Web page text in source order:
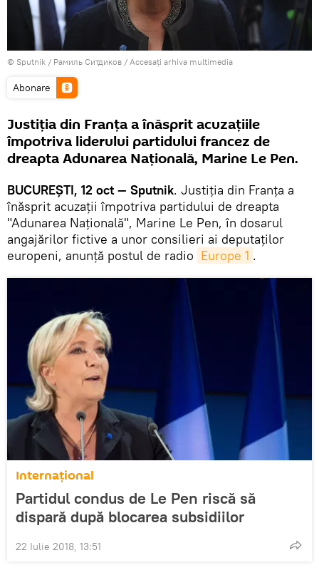
© Sputnik / Рамиль Ситдиков / Accesați arhiva multimedia
Abonare
Justiția din Franța a înăsprit acuzațiile
împotriva liderului partidului francez de
dreapta Adunarea Națională, Marine Le Pen.
BUCUREȘTI, 12 oct — Sputnik. Justiția din Franța a
înăsprit acuzații împotriva partidului de dreapta
"Adunarea Națională", Marine Le Pen, în dosarul
angajărilor fictive a unor consilieri ai deputaților
europeni, anunță postul de radio Europe 1 .
Internaţional
Partidul condus de Le Pen riscă să
dispară după blocarea subsidiilor
22 Iulie 2018, 13:51